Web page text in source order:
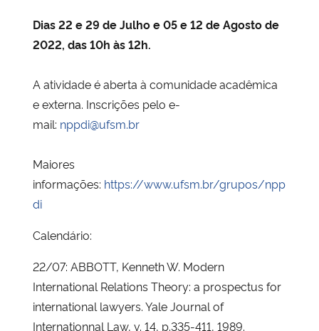
Dias 22 e 29 de Julho e 05 e 12 de Agosto de
2022, das 10h às 12h.
A atividade é aberta à comunidade acadêmica
e externa. Inscrições pelo e-
mail: nppdi@ufsm.br
Maiores
informações: https://www.ufsm.br/grupos/npp
di
Calendário:
22/07: ABBOTT, Kenneth W. Modern
International Relations Theory: a prospectus for
international lawyers. Yale Journal of
Internationnal Law, v. 14, p.335-411, 1989.